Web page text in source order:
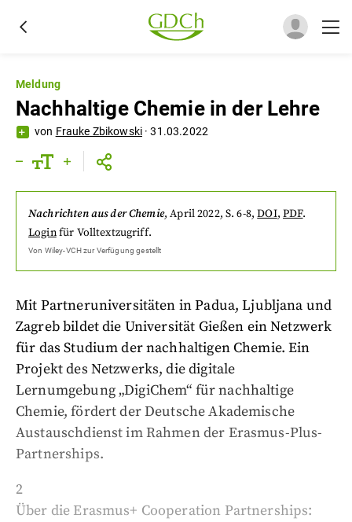
Meldung
Nachhaltige Chemie in der Lehre
von Frauke Zbikowski ·31.03.2022
Nachrichten aus der Chemie,April 2022, S. 6-8,DOI,PDF.
Loginfür Volltextzugriff.
Von Wiley-VCHzur Verfügung gestellt
Mit Partneruniversitäten in Padua, Ljubljana und
Zagreb bildet die Universität Gießen ein Netzwerk
für das Studium der nachhaltigen Chemie. Ein
Projekt des Netzwerks, die digitale
Lernumgebung „DigiChem“ für nachhaltige
Chemie, fördert der Deutsche Akademische
Austauschdienst im Rahmen der Erasmus-Plus-
Partnerships.
2
Über die Erasmus+ Cooperation Partnerships: